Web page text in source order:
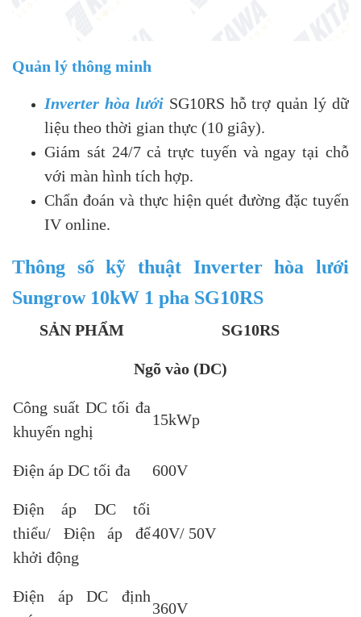
Quản lý thông minh
Inverter hòa lướiSG10RS hỗ trợ quản lý dữ
liệu theo thời gian thực (10 giây).
Giám sát 24/7 cả trực tuyến và ngay tại chỗ
với màn hình tích hợp.
Chẩn đoán và thực hiện quét đường đặc tuyến
IV online.
Thông số kỹ thuật Inverter hòa lưới
Sungrow 10kW 1 pha SG10RS
SẢN PHẨM SG10RS
Ngõ vào (DC)
Công suất DC tối đa
khuyến nghị
15kWp
Điện áp DC tối đa 600V
Điện áp DC tối
thiểu/ Điện áp để
khởi động
40V/ 50V
Điện áp DC định
360V